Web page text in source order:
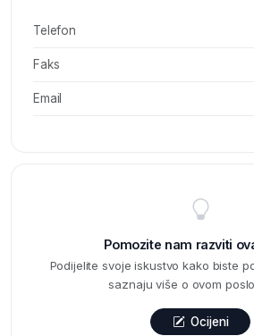
Telefon
Faks
Email
Pomozite nam razviti
Podijelite svoje iskustvo kako biste
saznaju više o ovom
Ocijeni